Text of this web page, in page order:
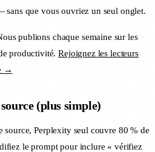
sans que vous ouvriez un seul onglet.
publions chaque semaine sur les
productivité.Rejoignez les lecteurs
→
(plus simple)
source, Perplexity seul couvre 80 % de
le prompt pour inclure « vérifiez